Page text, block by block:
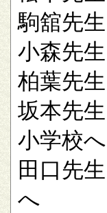
駒舘先
小森先
柏葉先
坂本先
小学校へ
田口先
へ